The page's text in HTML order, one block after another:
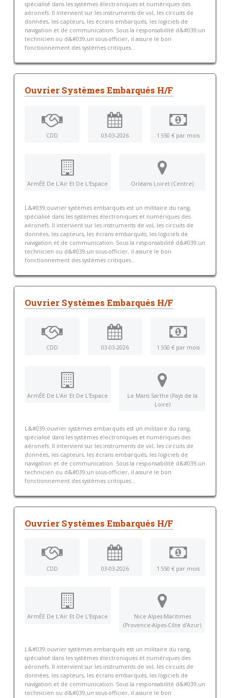
spécialisé dans les systèmes électroniques et numériques des
aéronefs. Il intervient sur les instruments de vol, les circuits de
données, les capteurs, les écrans embarqués, les logiciels de
navigation et de communication. Sous la responsabilité d&#039;un
technicien ou d&#039;un sous-officier, il assure le bon
fonctionnement des systèmes critiques...
Ouvrier Systèmes Embarqués H/F
CDD 03-03-2026 1 550 € par mois
ArmÉE De L'Air Et De L'Espace Orléans Loiret (Centre)
L&#039;ouvrier systèmes embarqués est un militaire du rang,
spécialisé dans les systèmes électroniques et numériques des
aéronefs. Il intervient sur les instruments de vol, les circuits de
données, les capteurs, les écrans embarqués, les logiciels de
navigation et de communication. Sous la responsabilité d&#039;un
technicien ou d&#039;un sous-officier, il assure le bon
fonctionnement des systèmes critiques...
Ouvrier Systèmes Embarqués H/F
CDD 03-03-2026 1 550 € par mois
ArmÉE De L'Air Et De L'Espace
Le Mans Sarthe (Pays de la
Loire)
L&#039;ouvrier systèmes embarqués est un militaire du rang,
spécialisé dans les systèmes électroniques et numériques des
aéronefs. Il intervient sur les instruments de vol, les circuits de
données, les capteurs, les écrans embarqués, les logiciels de
navigation et de communication. Sous la responsabilité d&#039;un
technicien ou d&#039;un sous-officier, il assure le bon
fonctionnement des systèmes critiques...
Ouvrier Systèmes Embarqués H/F
CDD 03-03-2026 1 550 € par mois
ArmÉE De L'Air Et De L'Espace
Nice Alpes-Maritimes
(Provence-Alpes-Côte d'Azur)
L&#039;ouvrier systèmes embarqués est un militaire du rang,
spécialisé dans les systèmes électroniques et numériques des
aéronefs. Il intervient sur les instruments de vol, les circuits de
données, les capteurs, les écrans embarqués, les logiciels de
navigation et de communication. Sous la responsabilité d&#039;un
technicien ou d&#039;un sous-officier, il assure le bon